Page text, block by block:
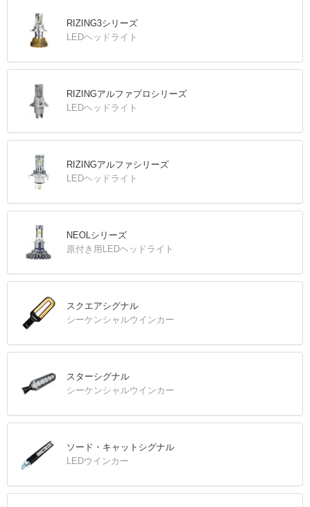
RIZING3シリーズ
LEDヘッドライト
RIZINGアルファプロシリーズ
LEDヘッドライト
RIZINGアルファシリーズ
LEDヘッドライト
NEOLシリーズ
原付き用LEDヘッドライト
スクエアシグナル
シーケンシャルウインカー
スターシグナル
シーケンシャルウインカー
ソード・キャットシグナル
LEDウインカー